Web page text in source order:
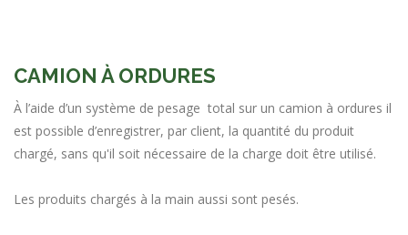
CAMION À ORDURES
À l’aide d’un système de pesage total sur un camion à ordures il
est possible d’enregistrer, par client, la quantité du produit
chargé, sans qu'il soit nécessaire de la charge doit être utilisé.
Les produits chargés à la main aussi sont pesés.